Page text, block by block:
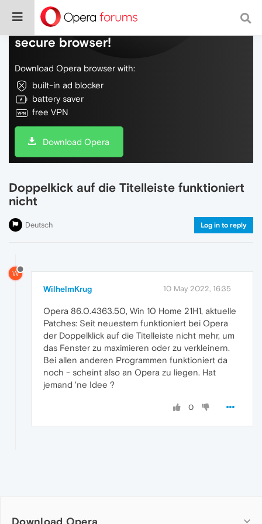
Do more on the web, with a fast and
secure browser!
Download Opera browser with:
built-in ad blocker
battery saver
free VPN
Download Opera
Doppelkick auf die Titelleiste funktioniert
nicht
Deutsch Log in to reply
W
WilhelmKrug 10 May 2022, 16:35
Opera 86.0.4363.50, Win 10 Home 21H1, aktuelle
Patches: Seit neuestem funktioniert bei Opera
der Doppelklick auf die Titelleiste nicht mehr, um
das Fenster zu maximieren oder zu verkleinern.
Bei allen anderen Programmen funktioniert da
noch - scheint also an Opera zu liegen. Hat
jemand 'ne Idee ?
0
Download Opera